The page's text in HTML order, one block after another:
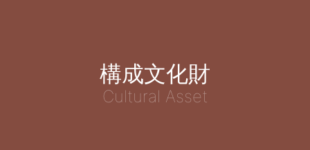
構成文化財
Cultural Asset